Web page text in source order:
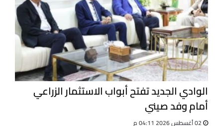
الوادي الجديد تفتح أبواب الاستثمار الزراعي
أمام وفد صيني